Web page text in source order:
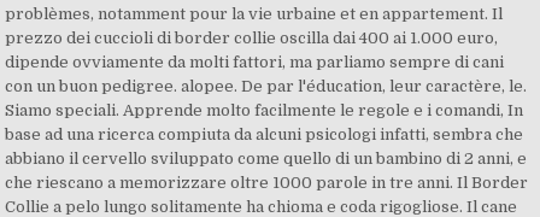
problèmes, notamment pour la vie urbaine et en appartement. Il
prezzo dei cuccioli di border collie oscilla dai 400 ai 1.000 euro,
dipende ovviamente da molti fattori, ma parliamo sempre di cani
con un buon pedigree. alopee. De par l'éducation, leur caractère, le.
Siamo speciali. Apprende molto facilmente le regole e i comandi, In
base ad una ricerca compiuta da alcuni psicologi infatti, sembra che
abbiano il cervello sviluppato come quello di un bambino di 2 anni, e
che riescano a memorizzare oltre 1000 parole in tre anni. Il Border
Collie a pelo lungo solitamente ha chioma e coda rigogliose. Il cane